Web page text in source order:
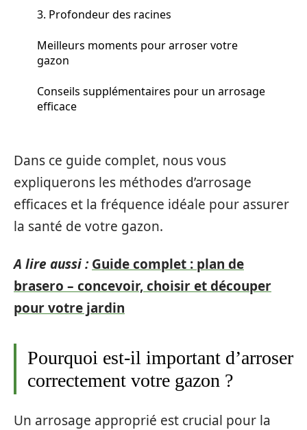
3. Profondeur des racines
Meilleurs moments pour arroser votre
gazon
Conseils supplémentaires pour un arrosage
efficace
Dans ce guide complet, nous vous
expliquerons les méthodes d’arrosage
efficaces et la fréquence idéale pour assurer
la santé de votre gazon.
A lire aussi : Guide complet : plan de
brasero – concevoir, choisir et découper
pour votre jardin
Pourquoi est-il important d’arroser
correctement votre gazon ?
Un arrosage approprié est crucial pour la